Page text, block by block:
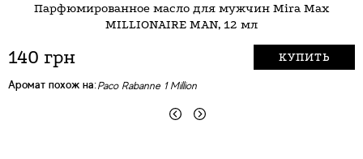
Парфюмированное масло для мужчин Mira Max
MILLIONAIRE MAN, 12 мл
140 грн КУПИТЬ
Аромат похож на:Paco Rabanne 1 Million